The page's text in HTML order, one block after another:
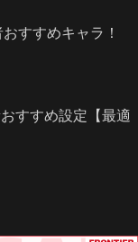
すすめキャラ！
すすめ設定【最適